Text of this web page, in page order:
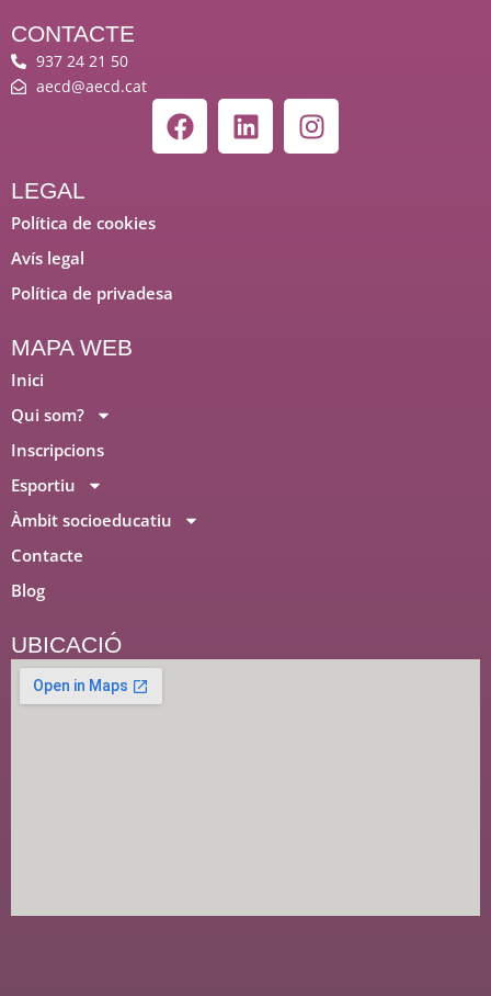
CONTACTE
937 24 21 50
aecd@aecd.cat
F
a
L
i
I
n
UBICACIÓ
LEGAL
Política de cookies
Avís legal
Política de privadesa
MAPA WEB
Inici
Qui som?
Inscripcions
Esportiu
Àmbit socioeducatiu
Contacte
Blog